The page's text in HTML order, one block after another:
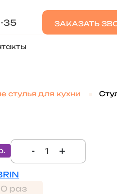
35 ЗАКАЗАТЬ
стулья для кухни
- +
раз